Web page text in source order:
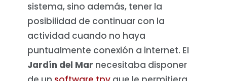
sistema, sino además, tener la
posibilidad de continuar con la
actividad cuando no haya
puntualmente conexión a internet. El
Jardín del Mar necesitaba disponer